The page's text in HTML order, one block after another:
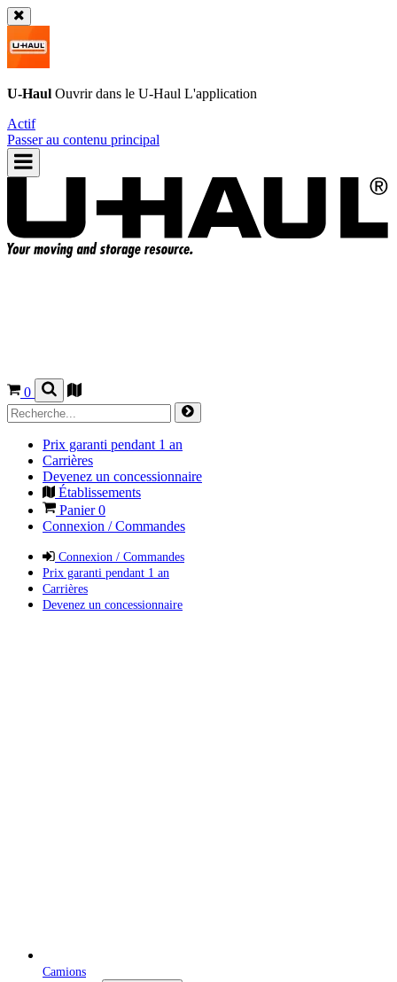
U-Haul Ouvrir dans le U-Haul L'application
Actif
Passer au contenu principal
0
Prix garanti pendant 1 an
Carrières
Devenez un concessionnaire
Établissements
Panier0
Connexion / Commandes
Connexion / Commandes
Prix garanti pendant 1 an
Carrières
Devenez un concessionnaire
Camions